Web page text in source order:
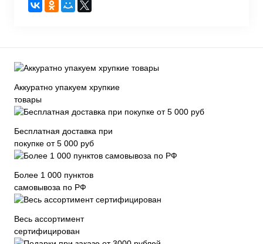
Аккуратно упакуем хрупкие
товары
Бесплатная доставка при
покупке от 5 000 руб
Более 1 000 пунктов
самовывоза по РФ
Весь ассортимент
сертифицирован